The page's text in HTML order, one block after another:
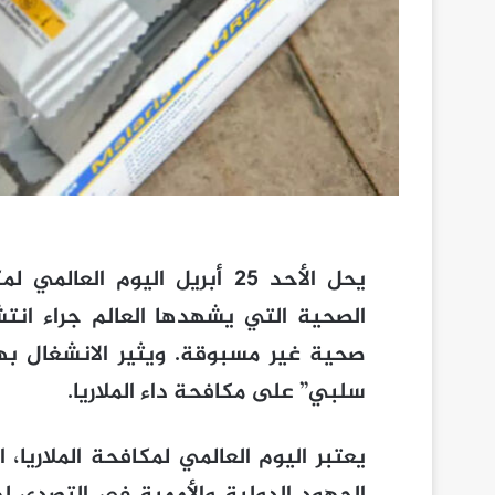
يحل الأحد 25 أبريل اليوم
الصحية التي يشهدها العالم جراء
صحية غير مسبوقة. ويثير الانشغال
سلبي” على مكافحة داء الملاريا.